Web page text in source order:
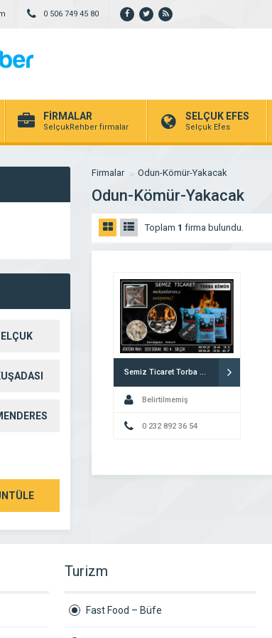
0 506 749 45 80
FİRMALAR
SelçukRehber firmalar
SELÇUK EFES
Selçuk Efes
Firmalar Odun-Kömür-Yakacak
Odun-Kömür-Yakacak
Toplam 1 firma bulundu.
Semiz Ticaret Torba Kömür Satışı
Belirtilmemiş
0 232 892 36 54
Turizm
Fast Food – Büfe